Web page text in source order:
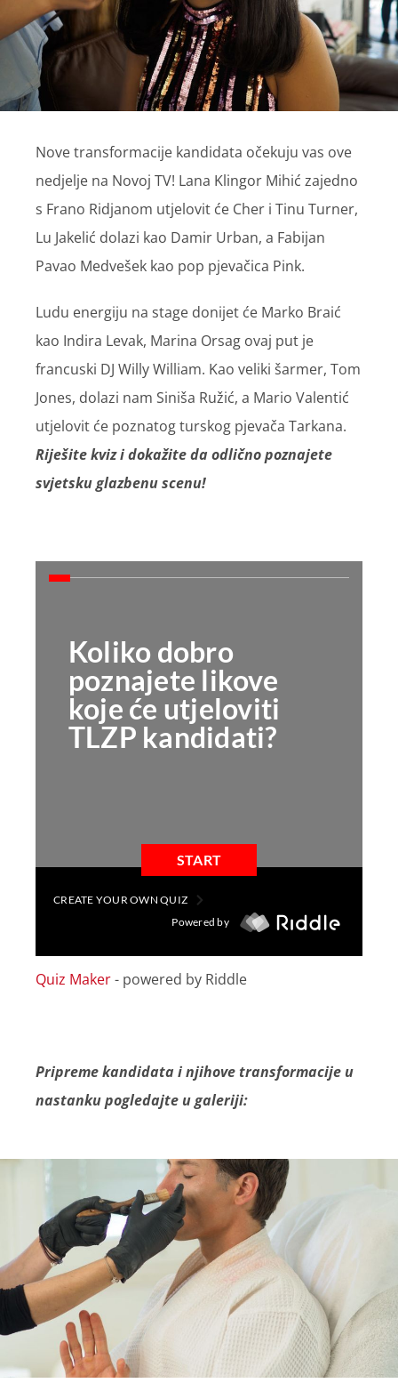
Nove transformacije kandidata očekuju vas ove
nedjelje na Novoj TV! Lana Klingor Mihić zajedno
s Frano Ridjanom utjelovit će Cher i Tinu Turner,
Lu Jakelić dolazi kao Damir Urban, a Fabijan
Pavao Medvešek kao pop pjevačica Pink.
Ludu energiju na stage donijet će Marko Braić
kao Indira Levak, Marina Orsag ovaj put je
francuski DJ Willy William. Kao veliki šarmer, Tom
Jones, dolazi nam Siniša Ružić, a Mario Valentić
utjelovit će poznatog turskog pjevača Tarkana.
Riješite kviz i dokažite da odlično poznajete
svjetsku glazbenu scenu!
Quiz Maker- powered by Riddle
Pripreme kandidata i njihove transformacije u
nastanku pogledajte u galeriji: